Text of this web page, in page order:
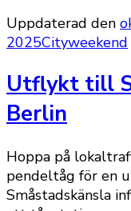
Uppdaterad den
2025Cityweekend
Utflykt till
Berlin
Hoppa på
pendeltåg för en
Småstadskänsla